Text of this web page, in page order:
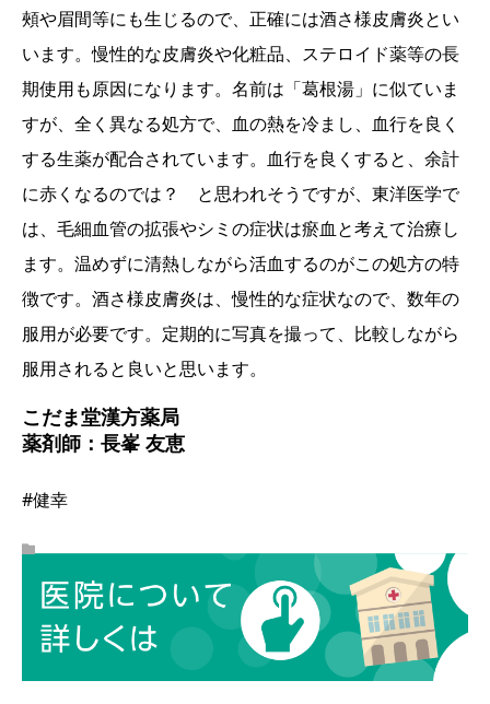
頰や眉間等にも生じるので、正確には酒さ様皮膚炎とい
います。慢性的な皮膚炎や化粧品、ステロイド薬等の長
期使用も原因になります。名前は「葛根湯」に似ていま
すが、全く異なる処方で、血の熱を冷まし、血行を良く
する生薬が配合されています。血行を良くすると、余計
に赤くなるのでは？ と思われそうですが、東洋医学で
は、毛細血管の拡張やシミの症状は瘀血と考えて治療し
ます。温めずに清熱しながら活血するのがこの処方の特
徴です。酒さ様皮膚炎は、慢性的な症状なので、数年の
服用が必要です。定期的に写真を撮って、比較しながら
服用されると良いと思います。
こだま堂漢方薬局
薬剤師：長峯 友恵
#健幸